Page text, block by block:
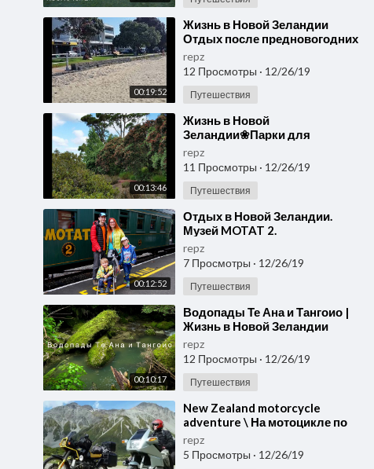
00:19:52
⁣Жизнь в Новой Зеландии
Отдых после предновогодних
хлопот Гуляем у моря
repz
12 Просмотры · 12/26/19
Путешествия
00:13:46
⁣Жизнь в Новой
Зеландии❀Парки для
отдыха❀ Отдых для
взрослых и детей
repz
11 Просмотры · 12/26/19
Путешествия
00:12:52
⁣Отдых в Новой Зеландии.
Музей MOTAT 2.
repz
7 Просмотры · 12/26/19
Путешествия
00:10:17
⁣Водопады Те Ана и Тангоио |
Жизнь в Новой Зеландии
repz
12 Просмотры · 12/26/19
Путешествия
⁣New Zealand motorcycle
adventure \ На мотоцикле по
Новой Зеландии
repz
5 Просмотры · 12/26/19